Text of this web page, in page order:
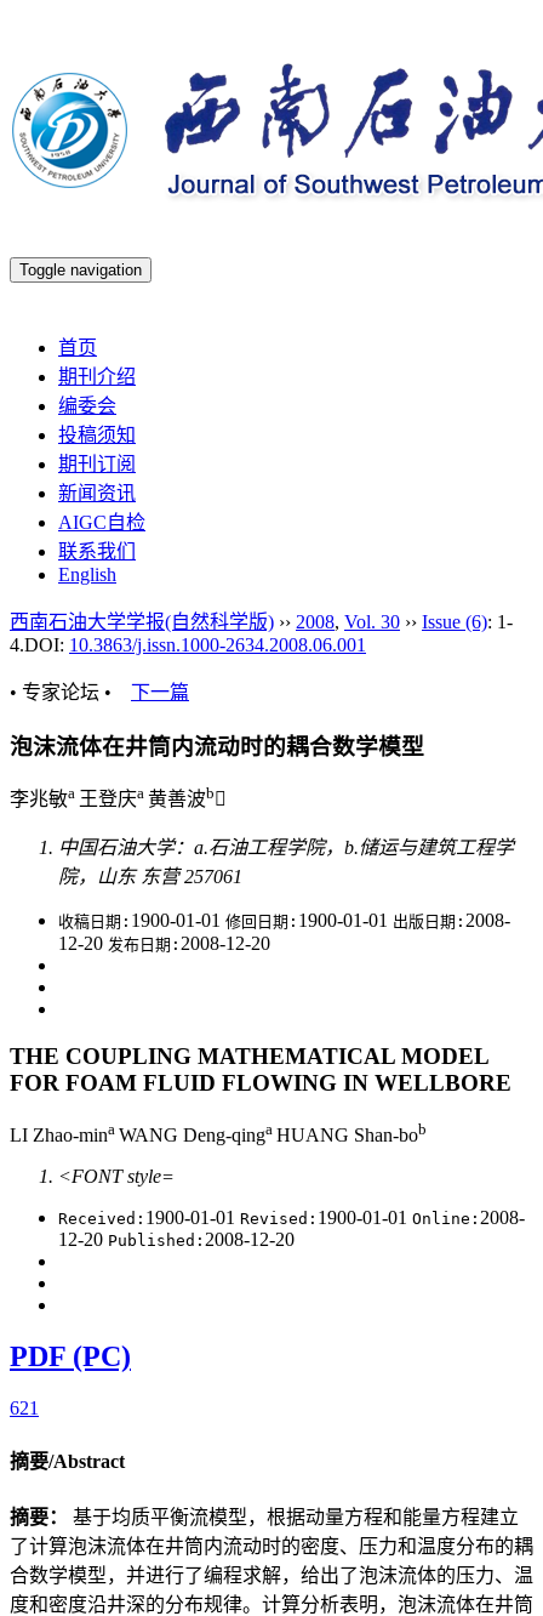
Toggle navigation
首页
期刊介绍
编委会
投稿须知
期刊订阅
新闻资讯
AIGC自检
联系我们
English
西南石油大学学报(自然科学版) ›› 2008, Vol. 30 ›› Issue (6): 1-
4.DOI: 10.3863/j.issn.1000-2634.2008.06.001
• 专家论坛 • 下一篇
泡沫流体在井筒内流动时的耦合数学模型
李兆敏a 王登庆a 黄善波b 
中国石油大学：a.石油工程学院，b.储运与建筑工程学
院，山东 东营 257061
收稿日期: 1900-01-01 修回日期: 1900-01-01 出版日期: 2008-
12-20 发布日期: 2008-12-20
THE COUPLING MATHEMATICAL MODEL
FOR FOAM FLUID FLOWING IN WELLBORE
LI Zhao-mina WANG Deng-qinga HUANG Shan-bob
<FONT style=
Received: 1900-01-01 Revised: 1900-01-01 Online: 2008-
12-20 Published: 2008-12-20
PDF (PC)
621
摘要/Abstract
摘要： 基于均质平衡流模型，根据动量方程和能量方程建立
了计算泡沫流体在井筒内流动时的密度、压力和温度分布的耦
合数学模型，并进行了编程求解，给出了泡沫流体的压力、温
度和密度沿井深的分布规律。计算分析表明，泡沫流体在井筒